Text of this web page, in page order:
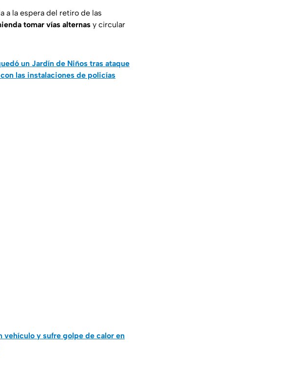
a la espera del retiro de las
tomar vías alternas y circular
un Jardín de Niños tras ataque
las instalaciones de policías
vehículo y sufre golpe de calor en